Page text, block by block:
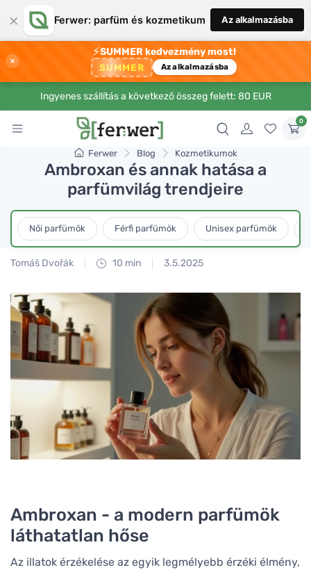
× Ferwer: parfüm és kozmetikum Az alkalmazásba
×
⚡SUMMER kedvezmény most!
SUMMER Az alkalmazásba
Ingyenes szállítás a következő összeg felett: 80 EUR
0
Ferwer Blog Kozmetikumok
Ambroxan és annak hatása a
parfümvilág trendjeire
Női parfümök Férfi parfümök Unisex parfümök
Tomáš Dvořák 10 min 3.5.2025
Ambroxan - a modern parfümök
láthatatlan hőse
Az illatok érzékelése az egyik legmélyebb érzéki élmény,